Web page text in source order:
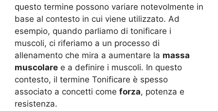
questo termine possono variare notevolmente in
base al contesto in cui viene utilizzato. Ad
esempio, quando parliamo di tonificare i
muscoli, ci riferiamo a un processo di
allenamento che mira a aumentare la massa
muscolare e a definire i muscoli. In questo
contesto, il termine Tonificare è spesso
associato a concetti come forza, potenza e
resistenza.